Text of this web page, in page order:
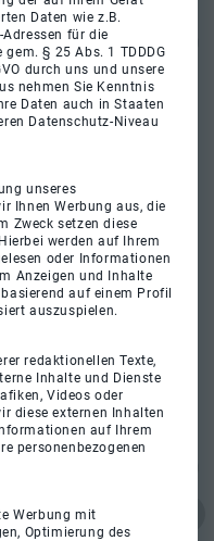
Daten wie z.B.
für die
§ 25 Abs. 1 TDDDG
durch uns und unsere
nehmen Sie Kenntnis
Daten auch in Staaten
Datenschutz-Niveau
unseres
Ihnen Werbung aus, die
Zweck setzen diese
werden auf Ihrem
oder Informationen
Anzeigen und Inhalte
auf einem Profil
auszuspielen.
redaktionellen Texte,
Inhalte und Dienste
Videos oder
diese externen Inhalten
auf Ihrem
personenbezogenen
Werbung mit
Optimierung des